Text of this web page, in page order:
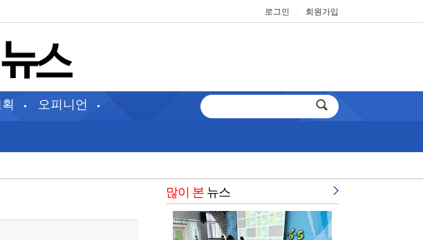
로그인 회원가입
오피니언
많이 본 뉴스